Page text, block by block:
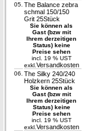
05. The Balance zebra
schmal 150/150
Grit 25Stück
Sie können als
Gast (bzw mit
Ihrem derzeitigen
Status) keine
Preise sehen
incl. 19 % UST
exkl. Versandkosten
06. The Silky 240/240
Holzkern 25Stück
Sie können als
Gast (bzw mit
Ihrem derzeitigen
Status) keine
Preise sehen
incl. 19 % UST
exkl. Versandkosten